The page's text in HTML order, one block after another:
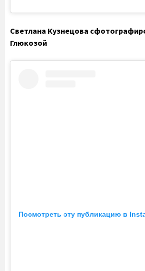
Светлана Кузнецова
Глюкозой
Посмотреть эту публикацию в